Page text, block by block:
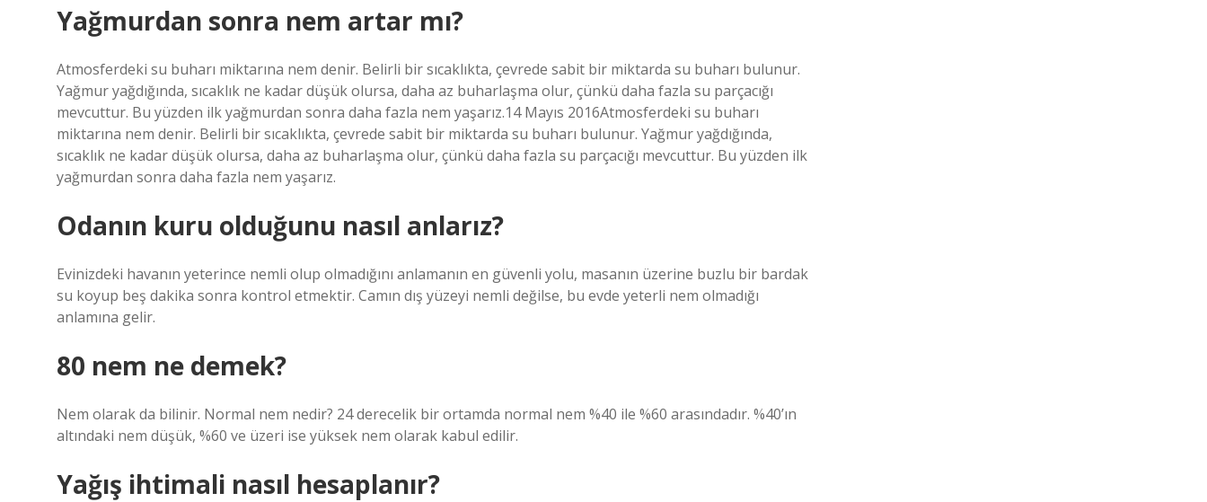
Yağmurdan sonra nem artar mı?
Atmosferdeki su buharı miktarına nem denir. Belirli bir sıcaklıkta, çevrede sabit bir miktarda su buharı bulunur.
Yağmur yağdığında, sıcaklık ne kadar düşük olursa, daha az buharlaşma olur, çünkü daha fazla su parçacığı
mevcuttur. Bu yüzden ilk yağmurdan sonra daha fazla nem yaşarız.14 Mayıs 2016Atmosferdeki su buharı
miktarına nem denir. Belirli bir sıcaklıkta, çevrede sabit bir miktarda su buharı bulunur. Yağmur yağdığında,
sıcaklık ne kadar düşük olursa, daha az buharlaşma olur, çünkü daha fazla su parçacığı mevcuttur. Bu yüzden ilk
yağmurdan sonra daha fazla nem yaşarız.
Odanın kuru olduğunu nasıl anlarız?
Evinizdeki havanın yeterince nemli olup olmadığını anlamanın en güvenli yolu, masanın üzerine buzlu bir bardak
su koyup beş dakika sonra kontrol etmektir. Camın dış yüzeyi nemli değilse, bu evde yeterli nem olmadığı
anlamına gelir.
80 nem ne demek?
Nem olarak da bilinir. Normal nem nedir? 24 derecelik bir ortamda normal nem %40 ile %60 arasındadır. %40’ın
altındaki nem düşük, %60 ve üzeri ise yüksek nem olarak kabul edilir.
Yağış ihtimali nasıl hesaplanır?